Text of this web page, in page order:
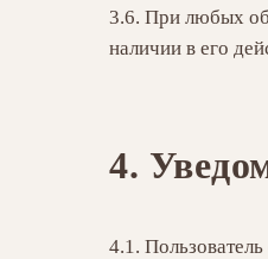
3.6. При любых
наличии в его
4.
4.1.